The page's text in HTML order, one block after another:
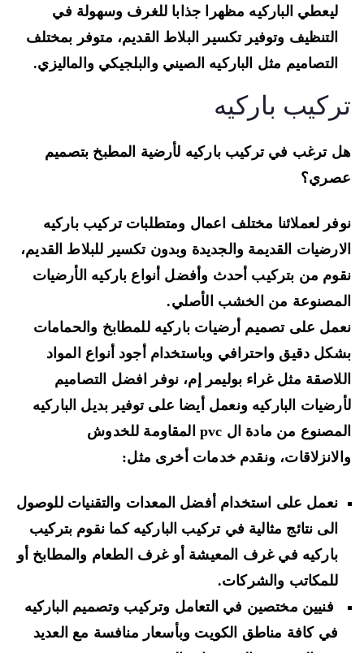
ليعطي الباركيه مظهرا جذابا للغرف وسهولة في
التنظيف وتوفير تكسير البلاط القديم، متوفر بمختلف
التصاميم مثلالباركيه الصيني والبلجيكي والماليزي.
باركيه
ترغب في تركيب باركيه لأرضية المطبخ بتصميم
لعملائنا مختلف اعمال ومتطلبات تركيب باركيه
القديمة والجديدة وبدون تكسير للبلاط القديم،
من بتركيب أحدث وأفضلأنواع باركيه الأرضيات
من الخشب الأصلي.
علىتصميم أرضيات باركيه للمطابخ والحمامات
دقيق واحترافي وباستخدام أجود أنواع المواد
مثلغراء بوليمر إم،
نوفر افضل التصاميم
الباركيه ونعمل أيضا على توفيربديل الباركيه
من مادة ال pvcالمقاومة للخدوش
ونقدم خدمات أخرى مثل:
نعمل على استخدام أفضل المعدات والتقنيات للوصول
الى نتائج مثالية في تركيب الباركيه كما نقوم بتركيب
باركيه في غرف المعيشةأو غرف الطعام والمطابخ أو
للمكاتب والشركات.
فنيين مختصين في التعامل وتركيبوتصميم الباركيه
في كافة مناطق الكويت وبأسعار منافسة مع العديد